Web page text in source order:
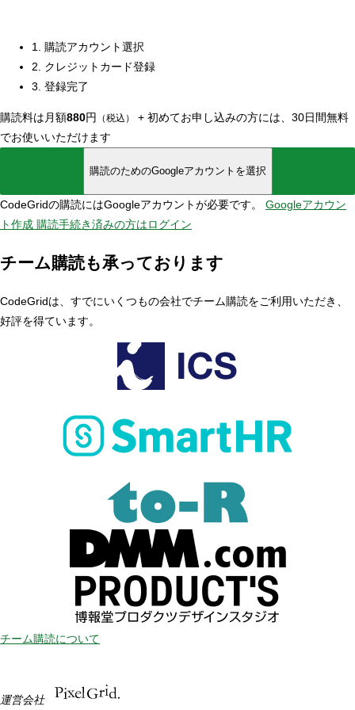
1. 購読アカウント選択
2. クレジットカード登録
3. 登録完了
購読料は月額880円 （税込） + 初めてお申し込みの方には、30日間無料
でお使いいただけます
購読のためのGoogleアカウントを選択
CodeGridの購読にはGoogleアカウントが必要です。 Googleアカウン
ト作成 購読手続き済みの方はログイン
チーム購読も承っております
CodeGridは、すでにいくつもの会社でチーム購読をご利用いただき、
好評を得ています。
チーム購読について
運営会社